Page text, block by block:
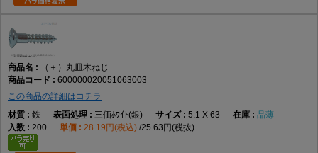
（＋）丸皿木ねじ
600000020051063003
この商品の詳細はコチラ
鉄
三価ﾎﾜｲﾄ(銀) 5.1 X 63
品薄
200
28.19円(税込) 25.63円(税抜)